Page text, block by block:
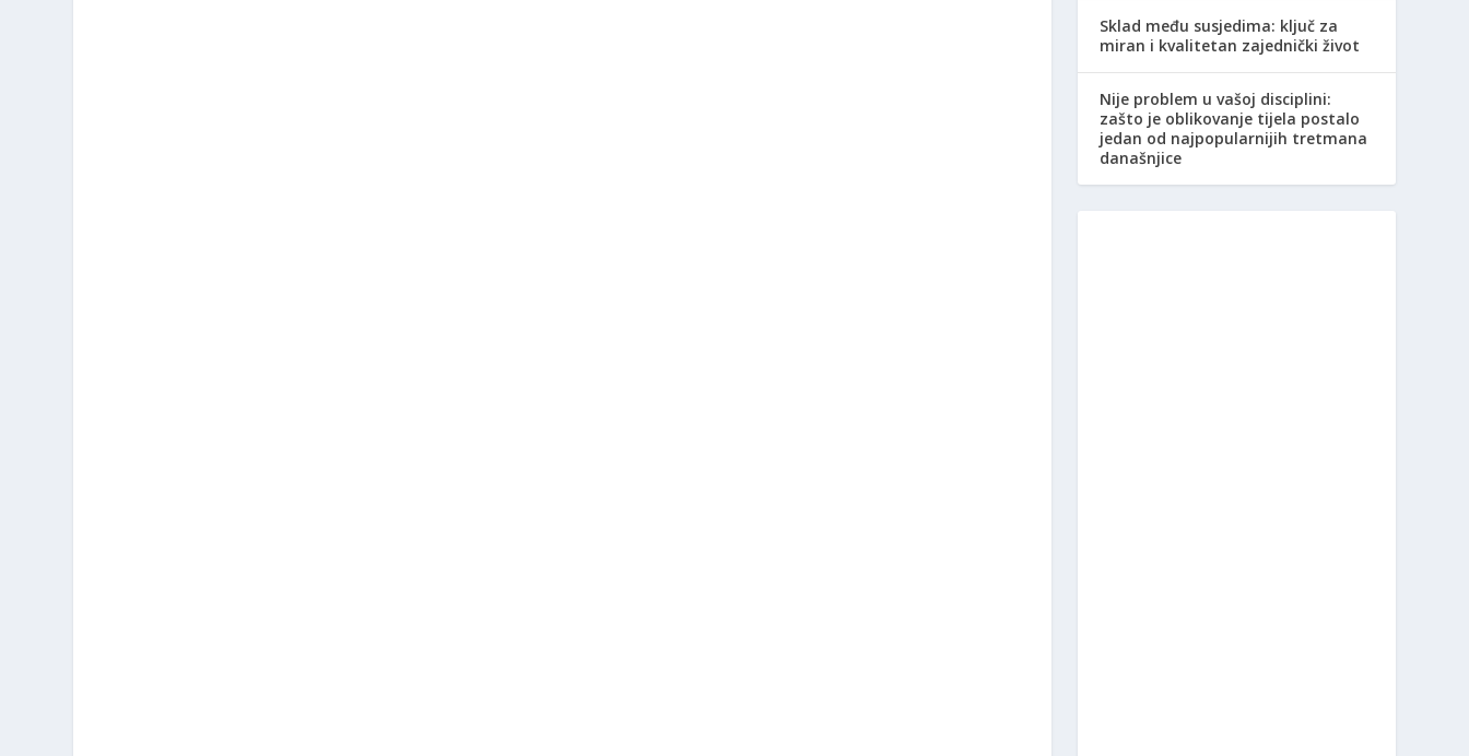
Sklad među susjedima: ključ za
miran i kvalitetan zajednički život
Nije problem u vašoj disciplini:
zašto je oblikovanje tijela postalo
jedan od najpopularnijih tretmana
današnjice